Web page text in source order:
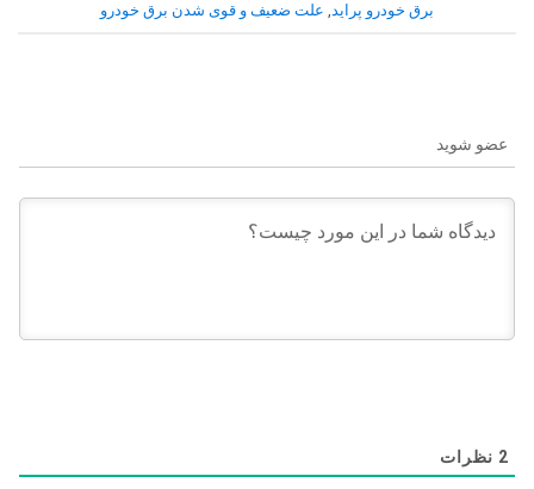
برق خودرو پراید, علت ضعیف و قوی شدن برق خودرو
عضو شوید
2 نظرات